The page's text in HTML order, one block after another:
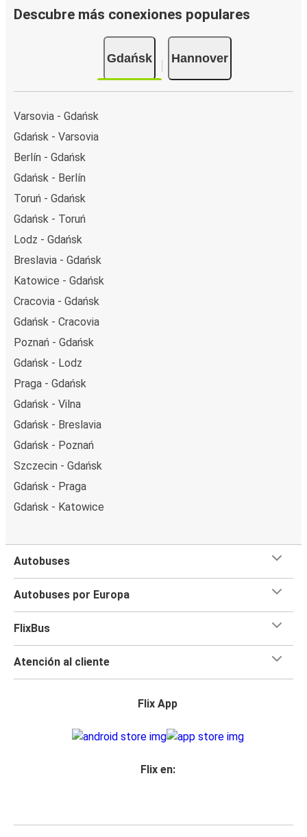
Descubre más conexiones populares
Gdańsk Hannover
Varsovia - Gdańsk
Gdańsk - Varsovia
Berlín - Gdańsk
Gdańsk - Berlín
Toruń - Gdańsk
Gdańsk - Toruń
Lodz - Gdańsk
Breslavia - Gdańsk
Katowice - Gdańsk
Cracovia - Gdańsk
Gdańsk - Cracovia
Poznań - Gdańsk
Gdańsk - Lodz
Praga - Gdańsk
Gdańsk - Vilna
Gdańsk - Breslavia
Gdańsk - Poznań
Szczecin - Gdańsk
Gdańsk - Praga
Gdańsk - Katowice
Autobuses
Autobuses por Europa
FlixBus
Atención al cliente
Flix App
Flix en: